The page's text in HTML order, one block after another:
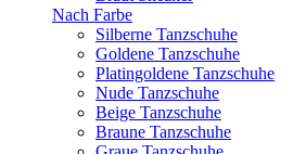
Nach Farbe
Silberne Tanzschuhe
Goldene Tanzschuhe
Platingoldene Tanzschuhe
Nude Tanzschuhe
Beige Tanzschuhe
Braune Tanzschuhe